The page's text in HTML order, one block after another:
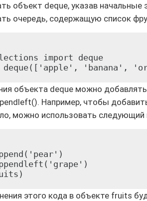
объект deque, указав
очередь, содержащую список
import deque
объекта deque можно
Например, чтобы
можно использовать следующий
этого кода в объекте fruits